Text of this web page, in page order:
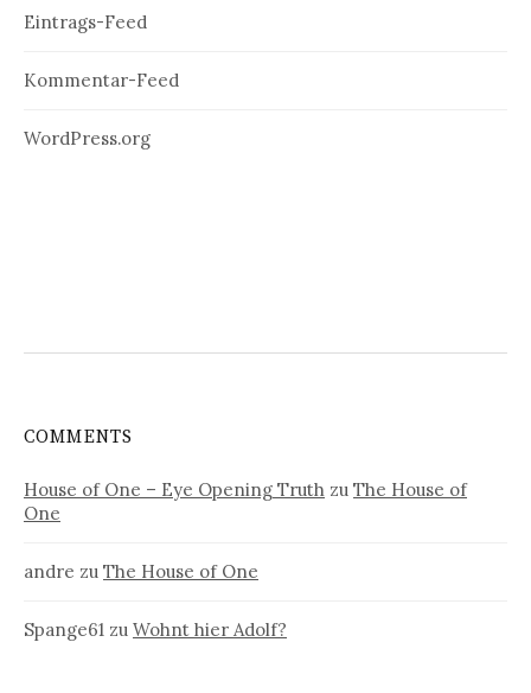
Eintrags-Feed
Kommentar-Feed
WordPress.org
COMMENTS
House of One – Eye Opening Truth zu The House of
One
andre zu The House of One
Spange61 zu Wohnt hier Adolf?